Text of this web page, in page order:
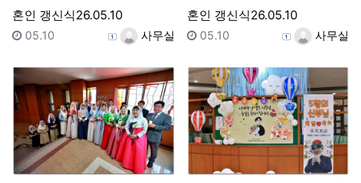
혼인 갱신식26.05.10
등록자사무실
등록일
05.10
혼인 갱신식26.05.10
등록자 사무실
등록일
05.10